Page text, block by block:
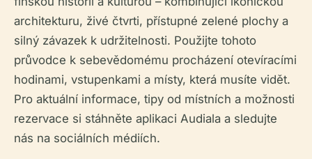
architekturu, živé čtvrti, přístupné zelené plochy a
silný závazek k udržitelnosti. Použijte tohoto
průvodce k sebevědomému procházení otevíracími
hodinami, vstupenkami a místy, která musíte vidět.
Pro aktuální informace, tipy od místních a možnosti
rezervace si stáhněte aplikaci Audiala a sledujte
nás na sociálních médiích.